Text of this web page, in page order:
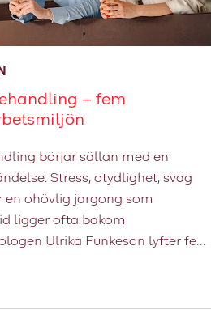
– fem
börjar sällan med en
Stress, otydlighet, svag
en ohövlig jargong som
ligger ofta bakom
Ulrika Funkeson lyfter fem